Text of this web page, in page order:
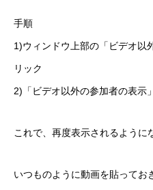
手順
1)ウィンドウ上部の「ビデオ
リック
2)「ビデオ以外の参加者の表示
これで、再度表示されるように
いつものように動画を貼ってお